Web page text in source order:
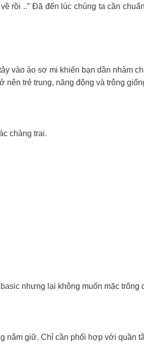
rồi ..” Đã đến lúc chúng ta cần
vào áo sơ mi khiến bạn dần nhàm
trẻ trung, năng động và trông
chàng trai.
nhưng lại không muốn mặc
nắm giữ. Chỉ cần phối hợp với quần